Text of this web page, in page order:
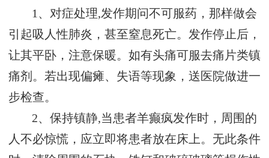
1、对症处理,发作期问不可服药，那样做会
引起吸人性肺炎，甚至窒息死亡。发作停止后，
让其平卧，注意保暖。如有头痛可服去痛片类镇
痛剂。若出现偏瘫、失语等现象，送医院做进一
步检查。
2、保持镇静,当患者羊癫疯发作时，周围的
人不必惊慌，应立即将患者放在床上。无此条件